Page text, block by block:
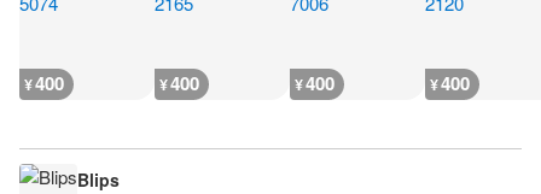
¥400 ¥400 ¥400 ¥400
Blips